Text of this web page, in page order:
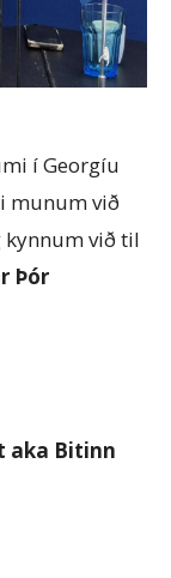
í Georgíu
munum við
kynnum við til
Þór
aka Bitinn